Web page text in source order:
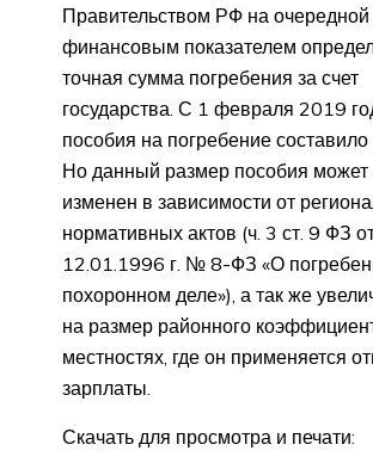
Правительством РФ на очередной
финансовым показателем
точная сумма погребения за счет
государства. С 1 февраля 2019
пособия на погребение
Но данный размер пособия может
изменен в зависимости от
нормативных актов (ч. 3 ст. 9 ФЗ
12.01.1996 г. № 8-ФЗ «О
похоронном деле»), а так же
на размер районного
местностях, где он применяется
зарплаты.
Скачать для просмотра и печати: